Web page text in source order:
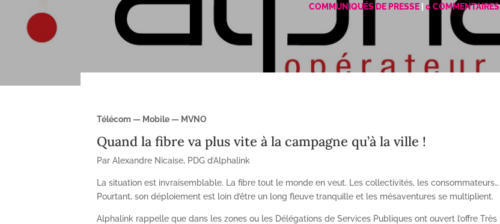
COMMUNIQUÉS DE PRESSE| 0 COMMENTAIRES
Télécom — Mobile — MVNO
Quand la fibre va plus vite à la campagne qu’à la ville !
Par Alexandre Nicaise, PDG d’Alphalink
La situation est invraisemblable. La fibre tout le monde en veut. Les collectivités, les consommateurs…
Pourtant, son déploiement est loin d’être un long fleuve tranquille et les mésaventures se multiplient.
Alphalink rappelle que dans les zones ou les Délégations de Services Publiques ont ouvert l’offre Très